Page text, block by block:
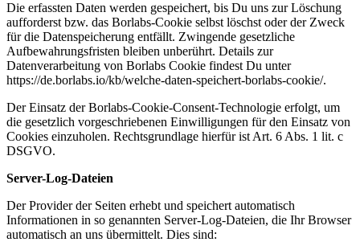
Die erfassten Daten werden gespeichert, bis Du uns zur Löschung
aufforderst bzw. das Borlabs-Cookie selbst löschst oder der Zweck
für die Datenspeicherung entfällt. Zwingende gesetzliche
Aufbewahrungsfristen bleiben unberührt. Details zur
Datenverarbeitung von Borlabs Cookie findest Du unter
https://de.borlabs.io/kb/welche-daten-speichert-borlabs-cookie/.
Der Einsatz der Borlabs-Cookie-Consent-Technologie erfolgt, um
die gesetzlich vorgeschriebenen Einwilligungen für den Einsatz von
Cookies einzuholen. Rechtsgrundlage hierfür ist Art. 6 Abs. 1 lit. c
DSGVO.
Server-Log-Dateien
Der Provider der Seiten erhebt und speichert automatisch
Informationen in so genannten Server-Log-Dateien, die Ihr Browser
automatisch an uns übermittelt. Dies sind: